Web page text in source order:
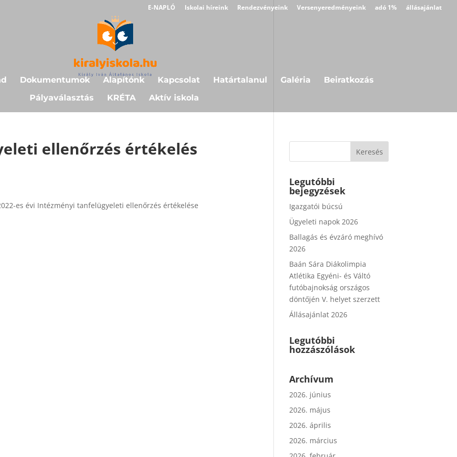
E-NAPLÓ Iskolai híreink Rendezvényeink Versenyeredményeink adó 1% állásajánlat
Dokumentumok Alapítónk Kapcsolat Határtalanul Galéria
Beiratkozás
Pályaválasztás
KRÉTA Aktív iskola
ellenőrzés értékelés
es évi Intézményi tanfelügyeleti ellenőrzés értékelése
Legutóbbi
bejegyzések
Igazgatói búcsú
Ügyeleti napok 2026
Ballagás és évzáró meghívó
2026
Baán Sára Diákolimpia
Atlétika Egyéni- és Váltó
futóbajnokság országos
döntőjén V. helyet szerzett
Állásajánlat 2026
Legutóbbi
hozzászólások
Archívum
2026. június
2026. május
2026. április
2026. március